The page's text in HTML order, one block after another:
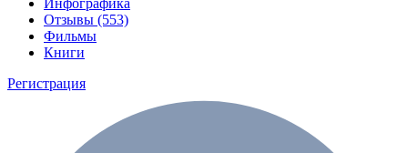
Инфографика
Отзывы (553)
Фильмы
Книги
Регистрация